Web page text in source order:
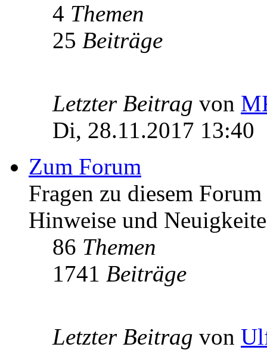
4 Themen
25 Beiträge
Letzter Beitrag von
Di, 28.11.2017 13:40
Zum Forum
Fragen zu diesem
Hinweise und
86 Themen
1741 Beiträge
Letzter Beitrag von